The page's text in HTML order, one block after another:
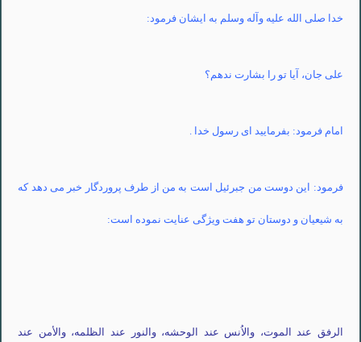
خدا صلی الله علیهوآله وسلم به ایشان فرمود:
علی جان، آیا تو را بشارت ندهم؟
امام فرمود: بفرمایید ای رسول خدا .
فرمود: این دوست من جبرئیل است به من از طرف پروردگار خبر می دهد که
به شیعیان و دوستان تو هفت ویژگی عنایت نموده است:
الرفق عند الموت، والاُنس عند الوحشه،والنور عند الظلمه،والأمن عند